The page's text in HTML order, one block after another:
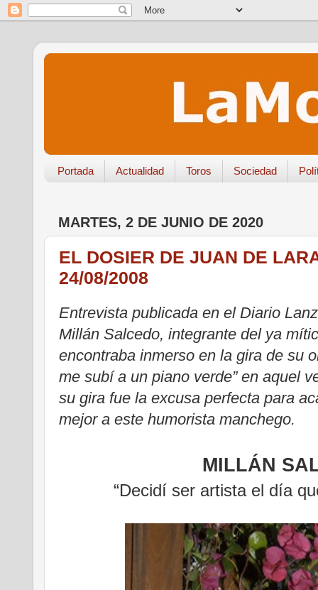
Portada Actualidad Toros Sociedad
MARTES, 2 DE JUNIO DE 2020
EL DOSIER DE JUAN DE
24/08/2008
Entrevista publicada en el Diario
Millán Salcedo, integrante del ya
encontraba inmerso en la gira de su
me subí a un piano verde” en aquel
su gira fue la excusa perfecta para
mejor a este humorista manchego.
MILLÁN
“Decidí ser artista el día